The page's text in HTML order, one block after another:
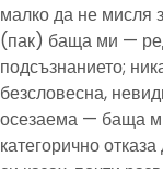
малко да не мисля
(пак) баща ми —
подсъзнанието;
безсловесна,
осезаема — баща
категорично